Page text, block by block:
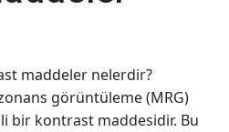
maddeler nelerdir?
görüntüleme (MRG)
bir kontrast maddesidir. Bu